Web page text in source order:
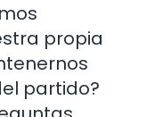
propia
partido?